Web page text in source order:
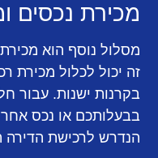
מכירת נכסים
מסלול נוסף הוא מכירת
זה יכול לכלול מכירת
בקרנות ישנות. עבור
בבעלותכם או נכס
הנדרש לרכישת